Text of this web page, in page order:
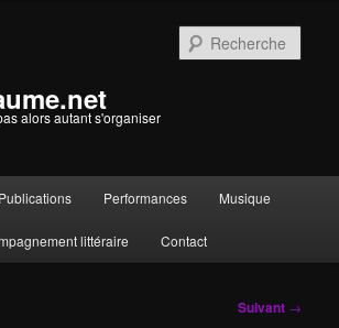
alors autant s'organiser
Publications Performances Musique
littéraire Contact
Suivant →